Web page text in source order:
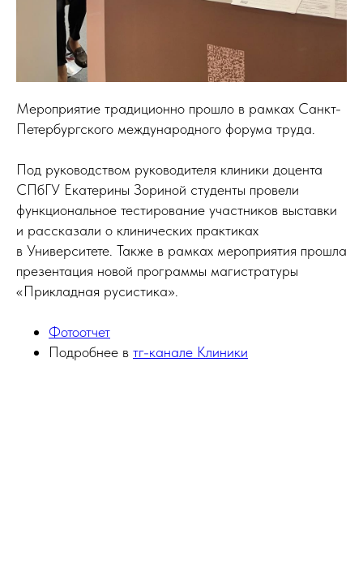
Мероприятие традиционно прошло в рамках Санкт-
Петербургского международного форума труда.
Под руководством руководителя клиники доцента
СПбГУ Екатерины Зориной студенты провели
функциональное тестирование участников выставки
и рассказали о клинических практиках
в Университете. Также в рамках мероприятия прошла
презентация новой программы магистратуры
«Прикладная русистика».
Фотоотчет
Подробнее в тг-канале Клиники